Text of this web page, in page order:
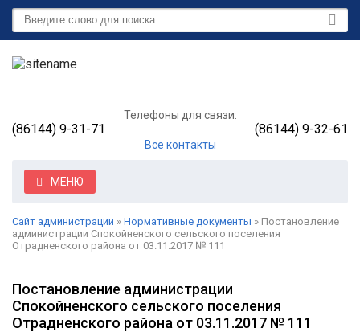
Телефоны для связи:
(86144) 9-31-71 (86144) 9-32-61
Все контакты
МЕНЮ
Сайт администрации » Нормативные документы » Постановление
администрации Спокойненского сельского поселения
Отрадненского района от 03.11.2017 № 111
Постановление администрации
Спокойненского сельского поселения
Отрадненского района от 03.11.2017 № 111